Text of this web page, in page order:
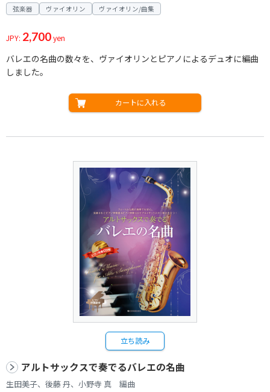
弦楽器 ヴァイオリン ヴァイオリン/曲集
JPY: 2,700yen
バレエの名曲の数々を、ヴァイオリンとピアノによるデュオに編曲
しました。
カートに入れる
立ち読み
アルトサックスで奏でるバレエの名曲
生田美子、後藤 丹、小野寺 真 編曲